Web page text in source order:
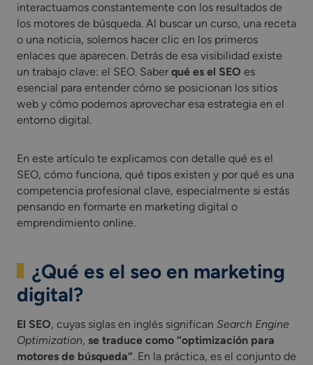
interactuamos constantemente con los resultados de
los motores de búsqueda. Al buscar un curso, una receta
o una noticia, solemos hacer clic en los primeros
enlaces que aparecen. Detrás de esa visibilidad existe
un trabajo clave: el SEO. Saber qué es el SEO es
esencial para entender cómo se posicionan los sitios
web y cómo podemos aprovechar esa estrategia en el
entorno digital.
En este artículo te explicamos con detalle qué es el
SEO, cómo funciona, qué tipos existen y por qué es una
competencia profesional clave, especialmente si estás
pensando en formarte en marketing digital o
emprendimiento online.
¿Qué es el seo en marketing
digital?
El SEO, cuyas siglas en inglés significan Search Engine
Optimization, se traduce como “optimización para
motores de búsqueda”. En la práctica, es el conjunto de